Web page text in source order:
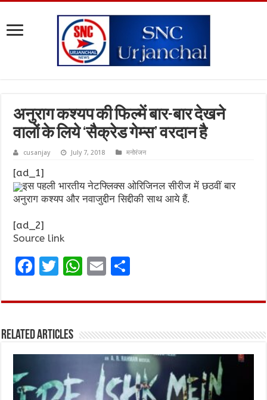
अनुराग कश्यप की फिल्में बार-बार देखने
वालों के लिये ‘सैक्रेड गेम्स’ वरदान है
cusanjay July 7, 2018 मनोरंजन
[ad_1]
इस पहली भारतीय नेटफ्लिक्स ओरिजिनल सीरीज में छठवीं बार
अनुराग कश्यप और नवाजुद्दीन सिद्दीकी साथ आये हैं.
[ad_2]
Source link
F
ce
o
o
k
T
it
r
W
at
A
p
p
E
ai ar
Related Articles